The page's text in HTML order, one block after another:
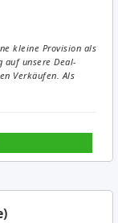
kleine Provision als
auf unsere Deal-
Verkäufen. Als